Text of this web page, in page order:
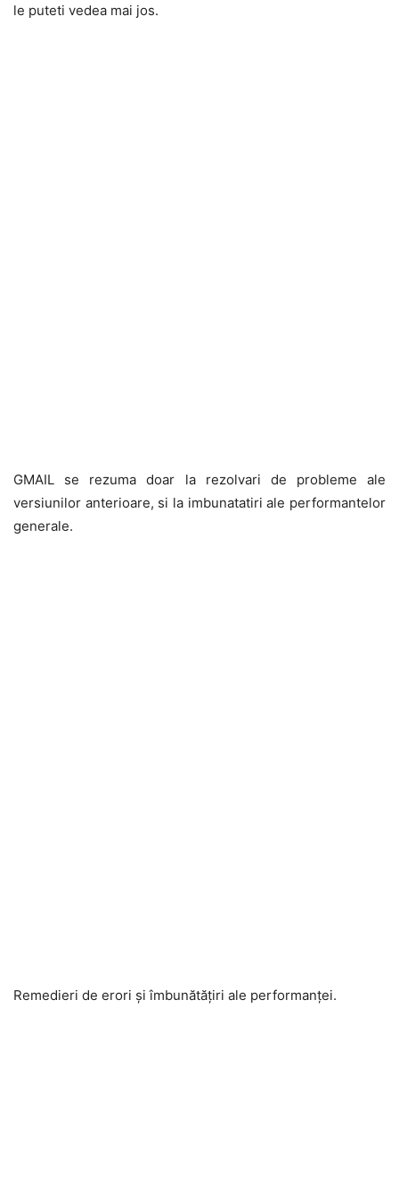
le puteti vedea mai jos.
GMAIL se rezuma doar la rezolvari de probleme ale
versiunilor anterioare, si la imbunatatiri ale performantelor
generale.
Remedieri de erori și îmbunătățiri ale performanței.